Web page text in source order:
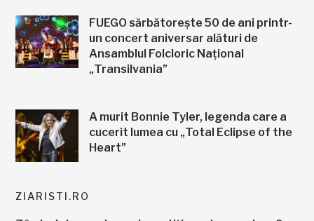
FUEGO sărbătorește 50 de ani printr-
un concert aniversar alături de
Ansamblul Folcloric Național
„Transilvania”
A murit Bonnie Tyler, legenda care a
cucerit lumea cu „Total Eclipse of the
Heart”
ZIARISTI.RO